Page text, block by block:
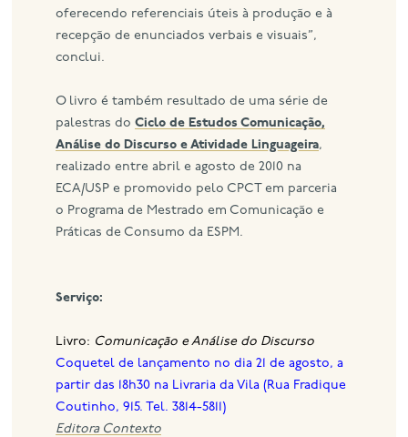
oferecendo referenciais úteis à produção e à
recepção de enunciados verbais e visuais”,
conclui.
O livro é também resultado de uma série de
palestras doCiclo de Estudos Comunicação,
Análise do Discurso e Atividade Linguageira,
realizado entre abril e agosto de 2010 na
ECA/USP e promovido pelo CPCT em parceria
o Programa de Mestrado em Comunicação e
Práticas de Consumo da ESPM.
Serviço:
Livro: Comunicação e Análise do Discurso
Coquetel de lançamento no dia 21 de agosto, a
partir das 18h30 na Livraria da Vila (Rua Fradique
Coutinho, 915. Tel. 3814-5811)
Editora Contexto